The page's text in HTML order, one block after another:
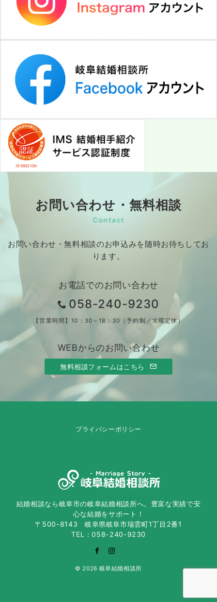
お問い合わせ・無料相談
Contact
お問い合わせ・無料相談のお申込みを随時お待ちしてお
ります。
お電話でのお問い合わせ
058-240-9230
【営業時間】10：30～18：30（予約制／水曜定休）
WEBからのお問い合わせ
無料相談フォームはこちら
プライバシーポリシー
結婚相談なら岐阜市の岐阜結婚相談所へ。豊富な実績で安
心な結婚をサポート！
〒500-8143 岐阜県岐阜市瑞雲町1丁目2番1
TEL：058-240-9230
© 2026 岐阜結婚相談所